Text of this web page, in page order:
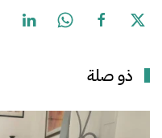
ذو صلة